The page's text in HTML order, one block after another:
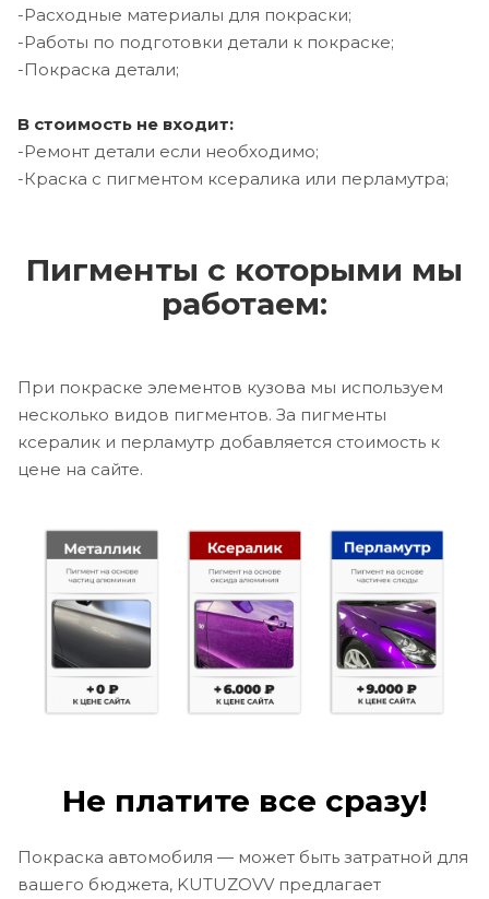
-Расходные материалы для покраски;
-Работы по подготовки детали к покраске;
-Покраска детали;
В стоимость не входит:
-Ремонт детали если необходимо;
-Краска с пигментом ксералика или перламутра;
Пигменты с которыми мы
работаем:
При покраске элементов кузова мы используем
несколько видов пигментов. За пигменты
ксералик и перламутр добавляется стоимость к
цене на сайте.
Не платите все сразу!
Покраска автомобиля — может быть затратной для
вашего бюджета, KUTUZOVV предлагает